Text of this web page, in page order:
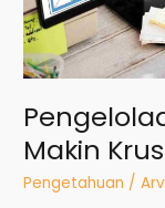
Makin
Pengetahuan /